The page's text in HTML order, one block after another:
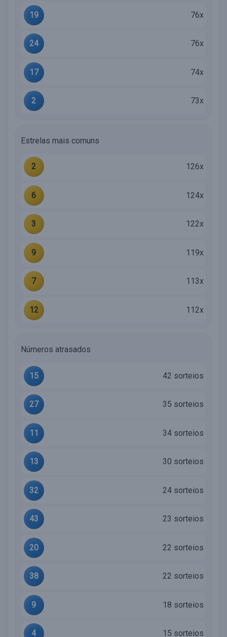
19 76x
24 76x
17 74x
2 73x
Estrelas mais comuns
2 126x
6 124x
3 122x
9 119x
7 113x
12 112x
Números atrasados
15 42 sorteios
27 35 sorteios
11 34 sorteios
13 30 sorteios
32 24 sorteios
43 23 sorteios
20 22 sorteios
38 22 sorteios
9 18 sorteios
4 15 sorteios